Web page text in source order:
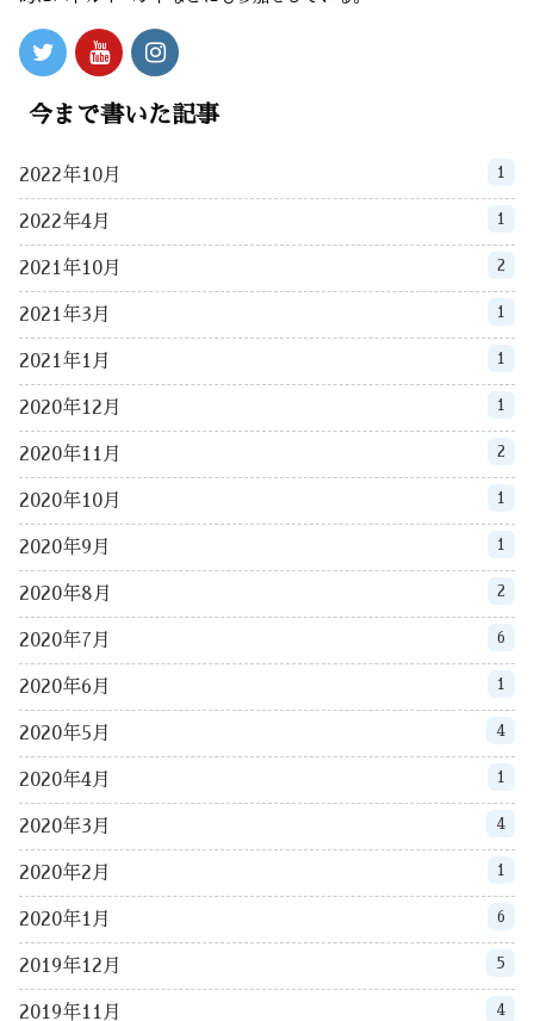
今まで書いた記事
2022年10月 1
2022年4月 1
2021年10月 2
2021年3月 1
2021年1月 1
2020年12月 1
2020年11月 2
2020年10月 1
2020年9月 1
2020年8月 2
2020年7月 6
2020年6月 1
2020年5月 4
2020年4月 1
2020年3月 4
2020年2月 1
2020年1月 6
2019年12月 5
2019年11月 4